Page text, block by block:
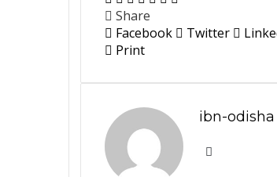
Share
Facebook
Twitter
Print
ibn-odisha
Website